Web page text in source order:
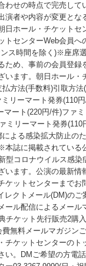
せの時点で完売して
者や内容が変更とな
日ホール・チケットセ
トセンターWeb会員へ
ス時間を除く)※座席
め、事前の会員登録
ます。朝日ホール・
方法(手数料)引取方法
リーマート発券(110
ート(220円/件)ファ
ミリーマート発券(110
よる感染拡大防止の
誌に掲載されている
型コロナウイルス感染
います。公演の最新情
ケットセンターまでお
レクトメール(DM)のご
ール配信によるメール
チケット先行販売2購
無料メールマガジン
チケットセンターのト
い。DMご希望の方電